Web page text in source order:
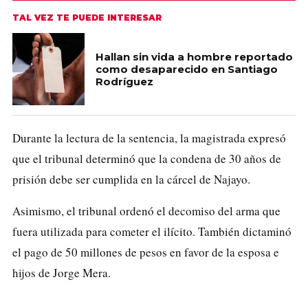
TAL VEZ TE PUEDE INTERESAR
Hallan sin vida a hombre reportado
como desaparecido en Santiago
Rodríguez
Durante la lectura de la sentencia, la magistrada expresó
que el tribunal determinó que la condena de 30 años de
prisión debe ser cumplida en la cárcel de Najayo.
Asimismo, el tribunal ordenó el decomiso del arma que
fuera utilizada para cometer el ilícito. También dictaminó
el pago de 50 millones de pesos en favor de la esposa e
hijos de Jorge Mera.